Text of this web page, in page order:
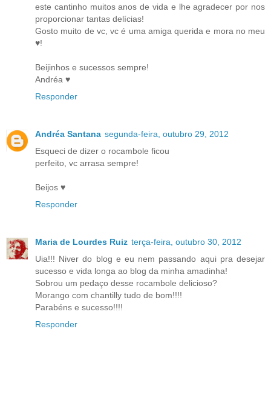
este cantinho muitos anos de vida e lhe agradecer por nos
proporcionar tantas delícias!
Gosto muito de vc, vc é uma amiga querida e mora no meu
♥!
Beijinhos e sucessos sempre!
Andréa ♥
Responder
Andréa Santana segunda-feira, outubro 29, 2012
Esqueci de dizer o rocambole ficou
perfeito, vc arrasa sempre!
Beijos ♥
Responder
Maria de Lourdes Ruiz terça-feira, outubro 30, 2012
Uia!!! Niver do blog e eu nem passando aqui pra desejar
sucesso e vida longa ao blog da minha amadinha!
Sobrou um pedaço desse rocambole delicioso?
Morango com chantilly tudo de bom!!!!
Parabéns e sucesso!!!!
Responder